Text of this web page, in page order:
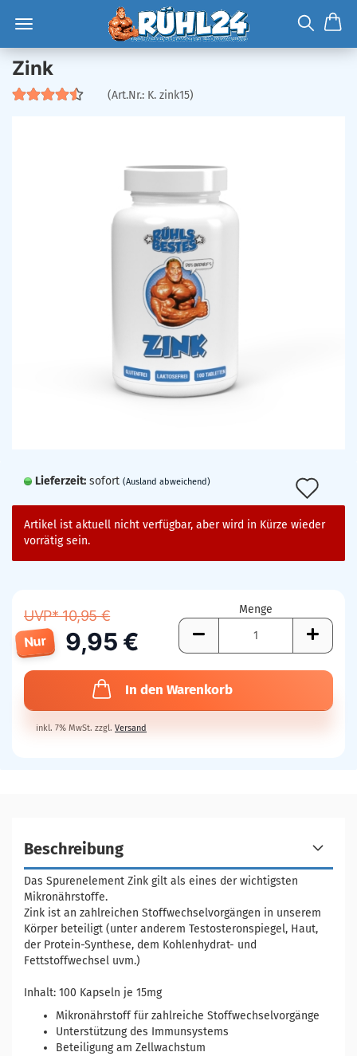
Zink
(Art.Nr.: K. zink15)
den
Lieferzeit: sofort (Ausland abweichend)
Artikel ist aktuell nicht verfügbar, aber wird in Kürze wieder
vorrätig sein.
UVP* 10,95 €
Nur 9,95 €
Menge
In den Warenkorb
inkl. 7% MwSt. zzgl. Versand
Beschreibung
Das Spurenelement Zink gilt als eines der wichtigsten
Mikronährstoffe.
Zink ist an zahlreichen Stoffwechselvorgängen in unserem
Körper beteiligt (unter anderem Testosteronspiegel, Haut,
der Protein-Synthese, dem Kohlenhydrat- und
Fettstoffwechsel uvm.)
Inhalt: 100 Kapseln je 15mg
Mikronährstoff für zahlreiche Stoffwechselvorgänge
Unterstützung des Immunsystems
Beteiligung am Zellwachstum